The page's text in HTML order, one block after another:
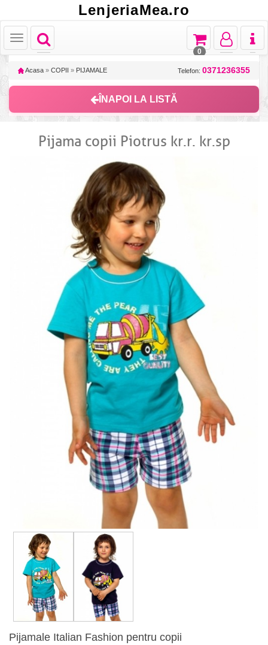
LenjeriaMea.ro
Toggle
navigation
Toggle
Toggle
navigation
Toggle
navigation
Toggle
navigation
0
Acasa » COPII » PIJAMALE Telefon: 0371236355
ÎNAPOI LA LISTĂ
Pijama copii Piotrus kr.r. kr.sp
Pijamale Italian Fashion pentru copii